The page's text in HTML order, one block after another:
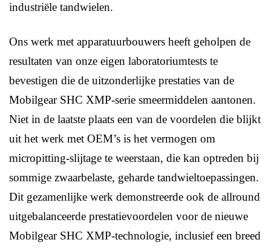
industriële tandwielen.
Ons werk met apparatuurbouwers heeft geholpen de
resultaten van onze eigen laboratoriumtests te
bevestigen die de uitzonderlijke prestaties van de
Mobilgear SHC XMP-serie smeermiddelen aantonen.
Niet in de laatste plaats een van de voordelen die blijkt
uit het werk met OEM’s is het vermogen om
micropitting-slijtage te weerstaan, die kan optreden bij
sommige zwaarbelaste, geharde tandwieltoepassingen.
Dit gezamenlijke werk demonstreerde ook de allround
uitgebalanceerde prestatievoordelen voor de nieuwe
Mobilgear SHC XMP-technologie, inclusief een breed